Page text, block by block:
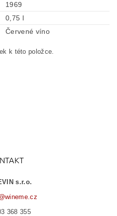
1969
0,75 l
Červené víno
k této položce.
s.r.o.
wineme.cz
368 355